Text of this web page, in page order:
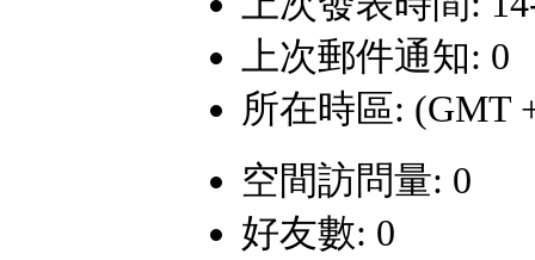
上次郵件通知: 0
所在時區: (GMT
空間訪問量: 0
好友數: 0